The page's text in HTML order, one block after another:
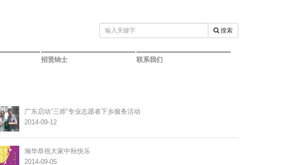
搜索
招贤纳士 联系我们
广东启动“三师”专业志愿者下乡服务活动
2014-09-12
瀚华恭祝大家中秋快乐
2014-09-05